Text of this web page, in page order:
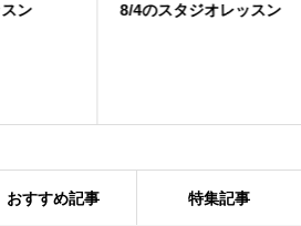
8/4のスタジオレッスン
おすすめ記事 特集記事